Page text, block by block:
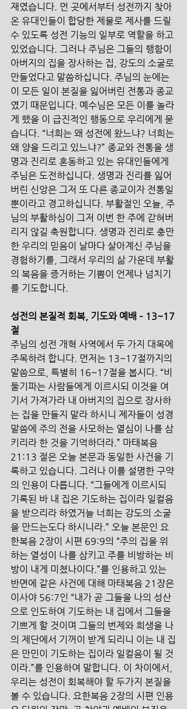
재였습니다. 먼 곳에서부터 성전까지 찾아
온 유대인들이 합당한 제물로 제사를 드릴
수 있도록 성전 기능의 일부로 역할을 하고
있었습니다. 그러나 주님은 그들의 행함이
아버지의 집을 장사하는 집, 강도의 소굴로
만들었다고 말씀하십니다. 주님의 눈에는
이 모든 일이 본질을 잃어버린 전통과 종교
였기 때문입니다. 예수님은 모든 이를 놀라
게 했을 이 급진적인 행동으로 우리에게 묻
습니다. “너희는 왜 성전에 왔느냐? 너희는
왜 양을 드리고 있느냐?” 종교와 전통을 생
명과 진리로 혼동하고 있는 유대인들에게
주님은 도전하십니다. 생명과 진리를 잃어
버린 신앙은 그저 또 다른 종교이자 전통일
뿐이라고 경고하십니다. 부활절인 오늘, 주
님의 부활하심이 그저 이번 한 주에 갇혀버
리지 않길 축원합니다. 생명과 진리로 충만
한 우리의 믿음이 날마다 살아계신 주님을
경험하기를, 그래서 우리의 삶 가운데 부활
의 복음을 증거하는 기쁨이 언제나 넘치기
를 기도합니다.
성전의 본질적 회복, 기도와 예배 – 13~17
절
주님의 성전 개혁 사역에서 두 가지 대목에
주목하려 합니다. 먼저는 13~17절까지의
말씀으로, 특별히 16~17절을 봅시다. “비
둘기파는 사람들에게 이르시되 이것을 여
기서 가져가라 내 아버지의 집으로 장사하
는 집을 만들지 말라 하시니 제자들이 성경
말씀에 주의 전을 사모하는 열심이 나를 삼
키리라 한 것을 기억하더라.” 마태복음
21:13 절은 오늘 본문과 동일한 사건을 기
록하고 있습니다. 그러나 이를 설명한 구약
의 인용이 다릅니다. “그들에게 이르시되
기록된 바 내 집은 기도하는 집이라 일컬음
을 받으리라 하였거늘 너희는 강도의 소굴
을 만드는도다 하시니라.” 오늘 본문인 요
한복음 2장이 시편 69:9의 “주의 집을 위
하는 열성이 나를 삼키고 주를 비방하는 비
방이 내게 미쳤나이다.”를 인용하고 있는
반면에 같은 사건에 대해 마태복음 21장은
이사야 56:7인 “내가 곧 그들을 나의 성산
으로 인도하여 기도하는 내 집에서 그들을
기쁘게 할 것이며 그들의 번제와 희생을 나
의 제단에서 기꺼이 받게 되리니 이는 내 집
은 만민이 기도하는 집이라 일컬음이 될 것
이라.”를 인용하여 말합니다. 이 차이에서,
우리는 성전이 회복해야 할 두가지 본질을
볼 수 있습니다. 요한복음 2장의 시편 인용